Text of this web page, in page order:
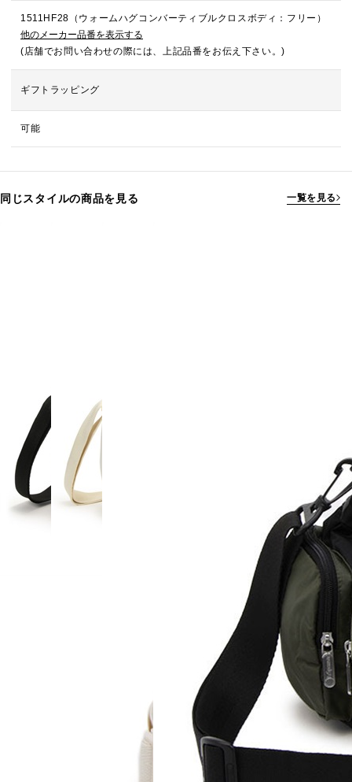
1511HF28（ウォームハグコンバーティブルクロスボディ：フリー）
他のメーカー品番を表示する
(店舗でお問い合わせの際には、上記品番をお伝え下さい。)
ギフトラッピング
可能
同じスタイルの商品を見る 一覧を見る